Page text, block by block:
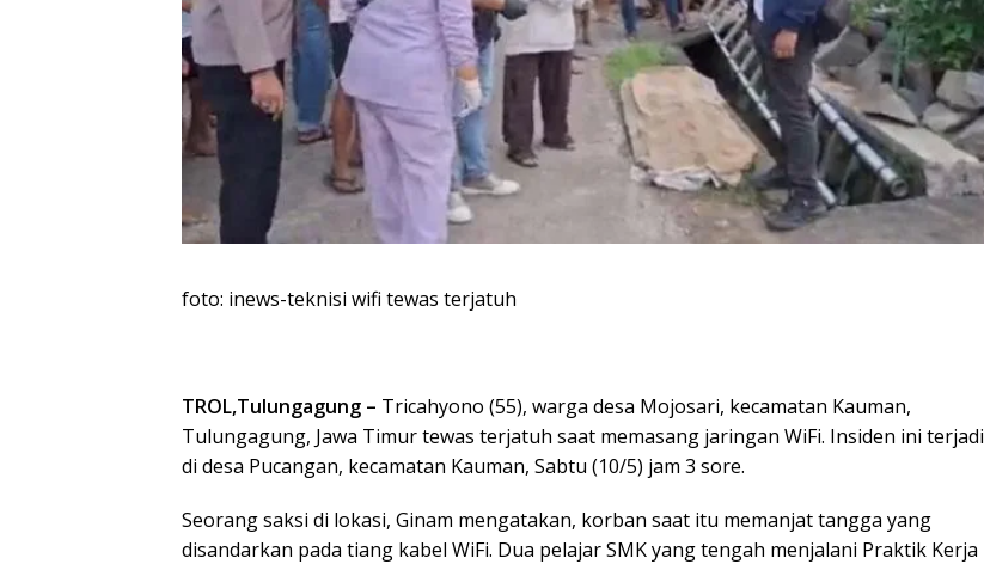
foto: inews-teknisi wifi tewas terjatuh
TROL,Tulungagung – Tricahyono (55), warga desa Mojosari, kecamatan Kauman,
Tulungagung, Jawa Timur tewas terjatuh saat memasang jaringan WiFi. Insiden ini terjadi
di desa Pucangan, kecamatan Kauman, Sabtu (10/5) jam 3 sore.
Seorang saksi di lokasi, Ginam mengatakan, korban saat itu memanjat tangga yang
disandarkan pada tiang kabel WiFi. Dua pelajar SMK yang tengah menjalani Praktik Kerja